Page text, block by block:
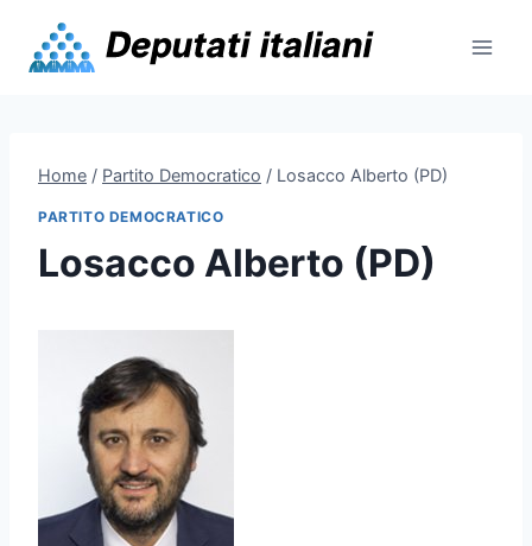
content
Home / Partito Democratico / Losacco Alberto (PD)
PARTITO DEMOCRATICO
Losacco Alberto (PD)